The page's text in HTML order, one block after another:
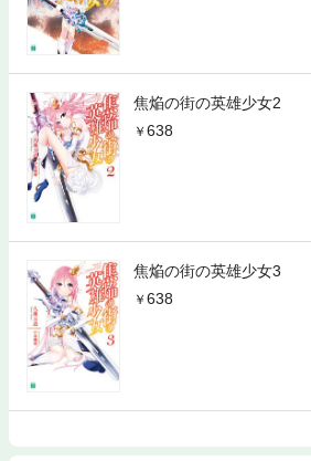
焦焔の街の英雄少女2
638
焦焔の街の英雄少女3
638